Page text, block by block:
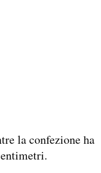
la confezione ha